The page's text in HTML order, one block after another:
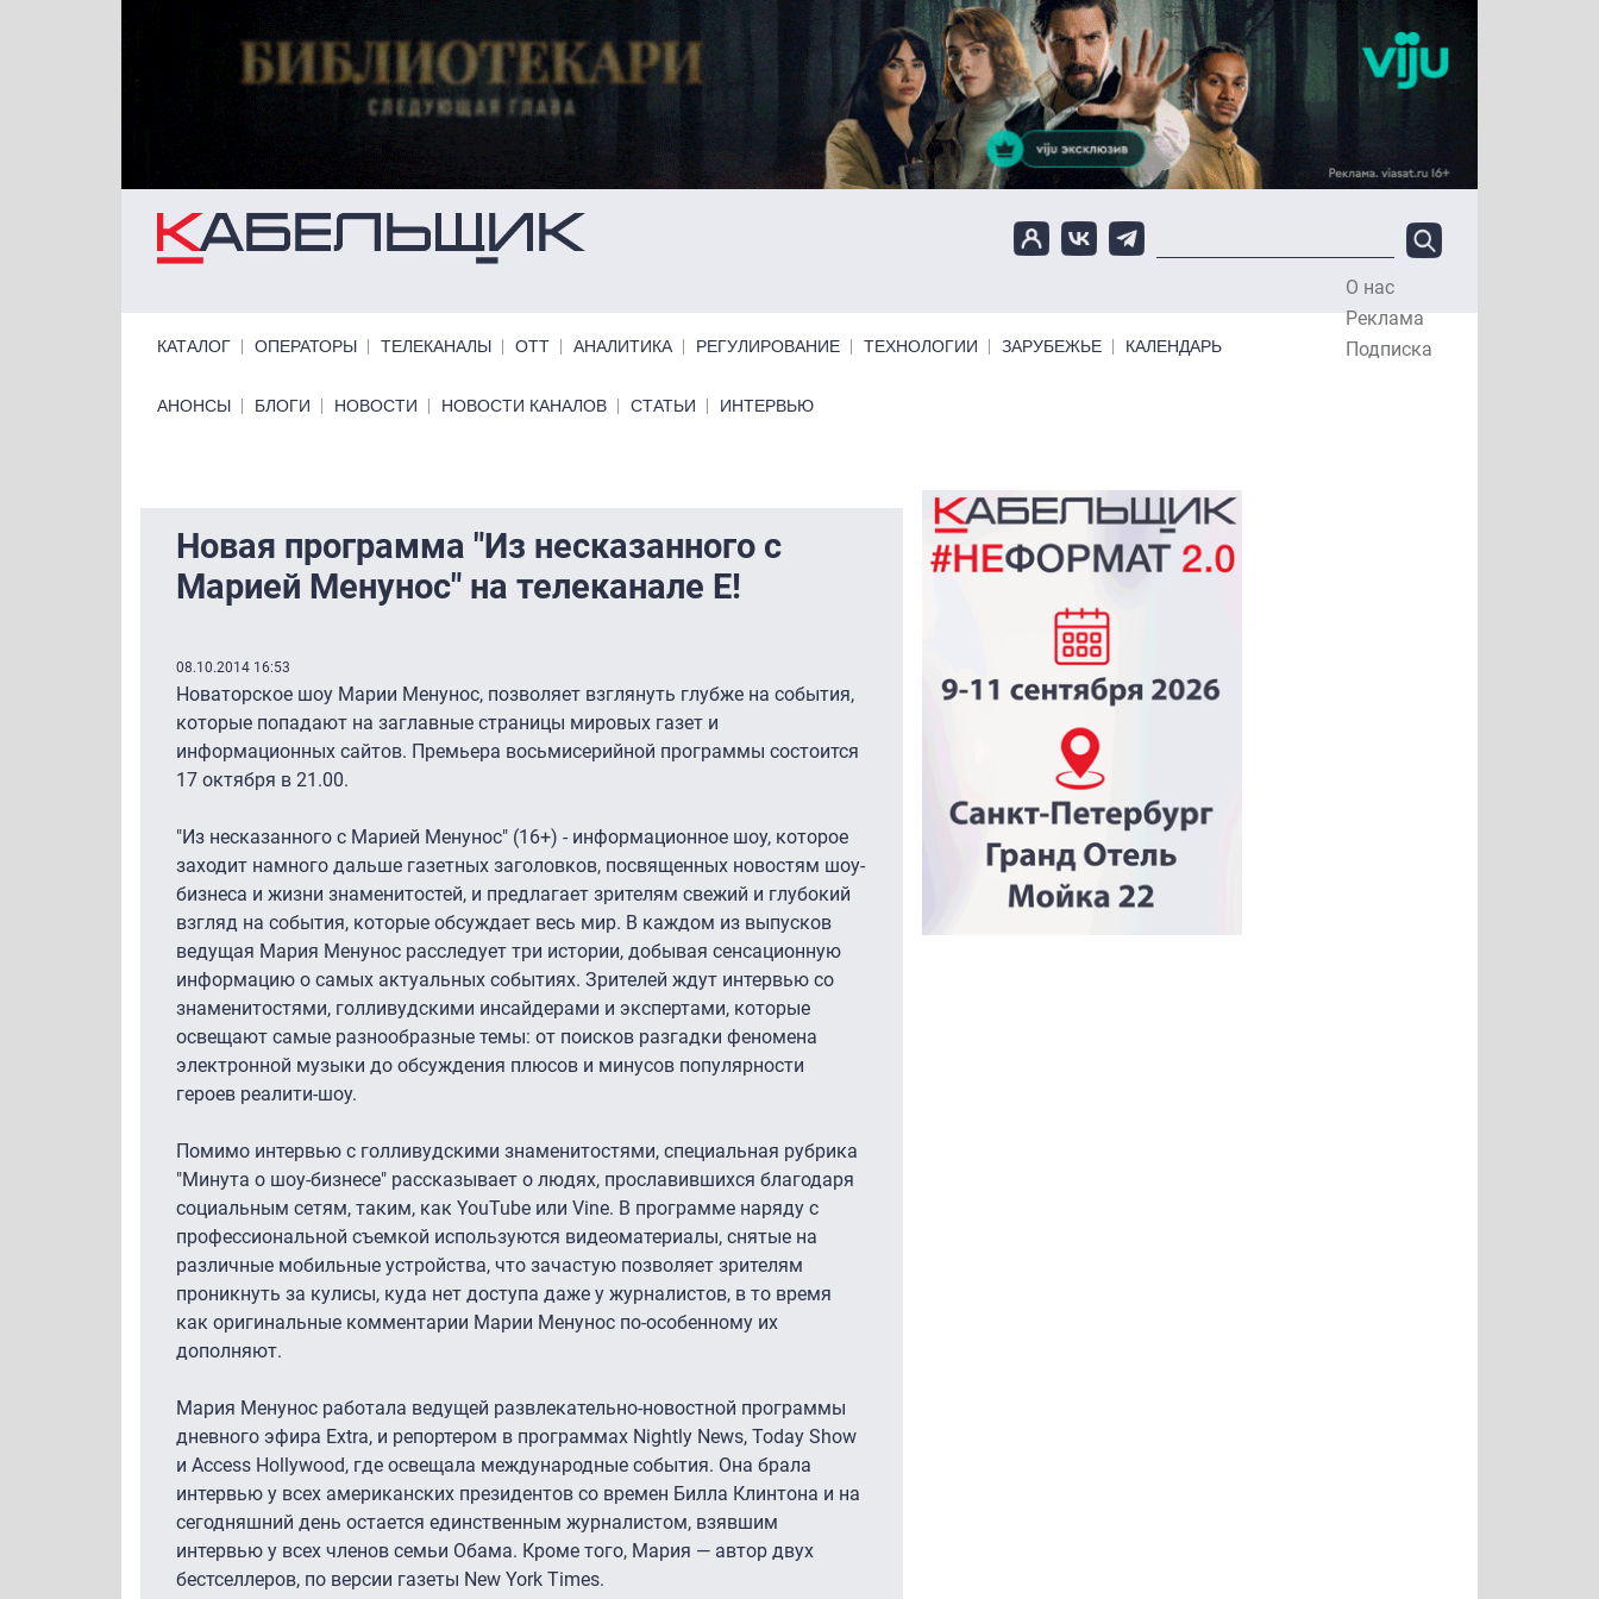
О нас
Реклама
Подписка
КАТАЛОГ ОПЕРАТОРЫ ТЕЛЕКАНАЛЫ ОТТ АНАЛИТИКА РЕГУЛИРОВАНИЕ ТЕХНОЛОГИИ ЗАРУБЕЖЬЕ КАЛЕНДАРЬ
Primary links bottom
АНОНСЫ БЛОГИ НОВОСТИ НОВОСТИ КАНАЛОВ СТАТЬИ ИНТЕРВЬЮ
Новая программа "Из несказанного с
Марией Менунос" на телеканале Е!
08.10.2014 16:53
Новаторское шоу Марии Менунос, позволяет взглянуть глубже на события,
которые попадают на заглавные страницы мировых газет и
информационных сайтов. Премьера восьмисерийной программы состоится
17 октября в 21.00.
"Из несказанного с Марией Менунос" (16+) - информационное шоу, которое
заходит намного дальше газетных заголовков, посвященных новостям шоу-
бизнеса и жизни знаменитостей, и предлагает зрителям свежий и глубокий
взгляд на события, которые обсуждает весь мир. В каждом из выпусков
ведущая Мария Менунос расследует три истории, добывая сенсационную
информацию о самых актуальных событиях. Зрителей ждут интервью со
знаменитостями, голливудскими инсайдерами и экспертами, которые
освещают самые разнообразные темы: от поисков разгадки феномена
электронной музыки до обсуждения плюсов и минусов популярности
героев реалити-шоу.
Помимо интервью с голливудскими знаменитостями, специальная рубрика
"Минута о шоу-бизнесе" рассказывает о людях, прославившихся благодаря
социальным сетям, таким, как YouTube или Vine. В программе наряду с
профессиональной съемкой используются видеоматериалы, снятые на
различные мобильные устройства, что зачастую позволяет зрителям
проникнуть за кулисы, куда нет доступа даже у журналистов, в то время
как оригинальные комментарии Марии Менунос по-особенному их
дополняют.
Мария Менунос работала ведущей развлекательно-новостной программы
дневного эфира Extra, и репортером в программах Nightly News, Today Show
и Access Hollywood, где освещала международные события. Она брала
интервью у всех американских президентов со времен Билла Клинтона и на
сегодняшний день остается единственным журналистом, взявшим
интервью у всех членов семьи Обама. Кроме того, Мария — автор двух
бестселлеров, по версии газеты New York Times.